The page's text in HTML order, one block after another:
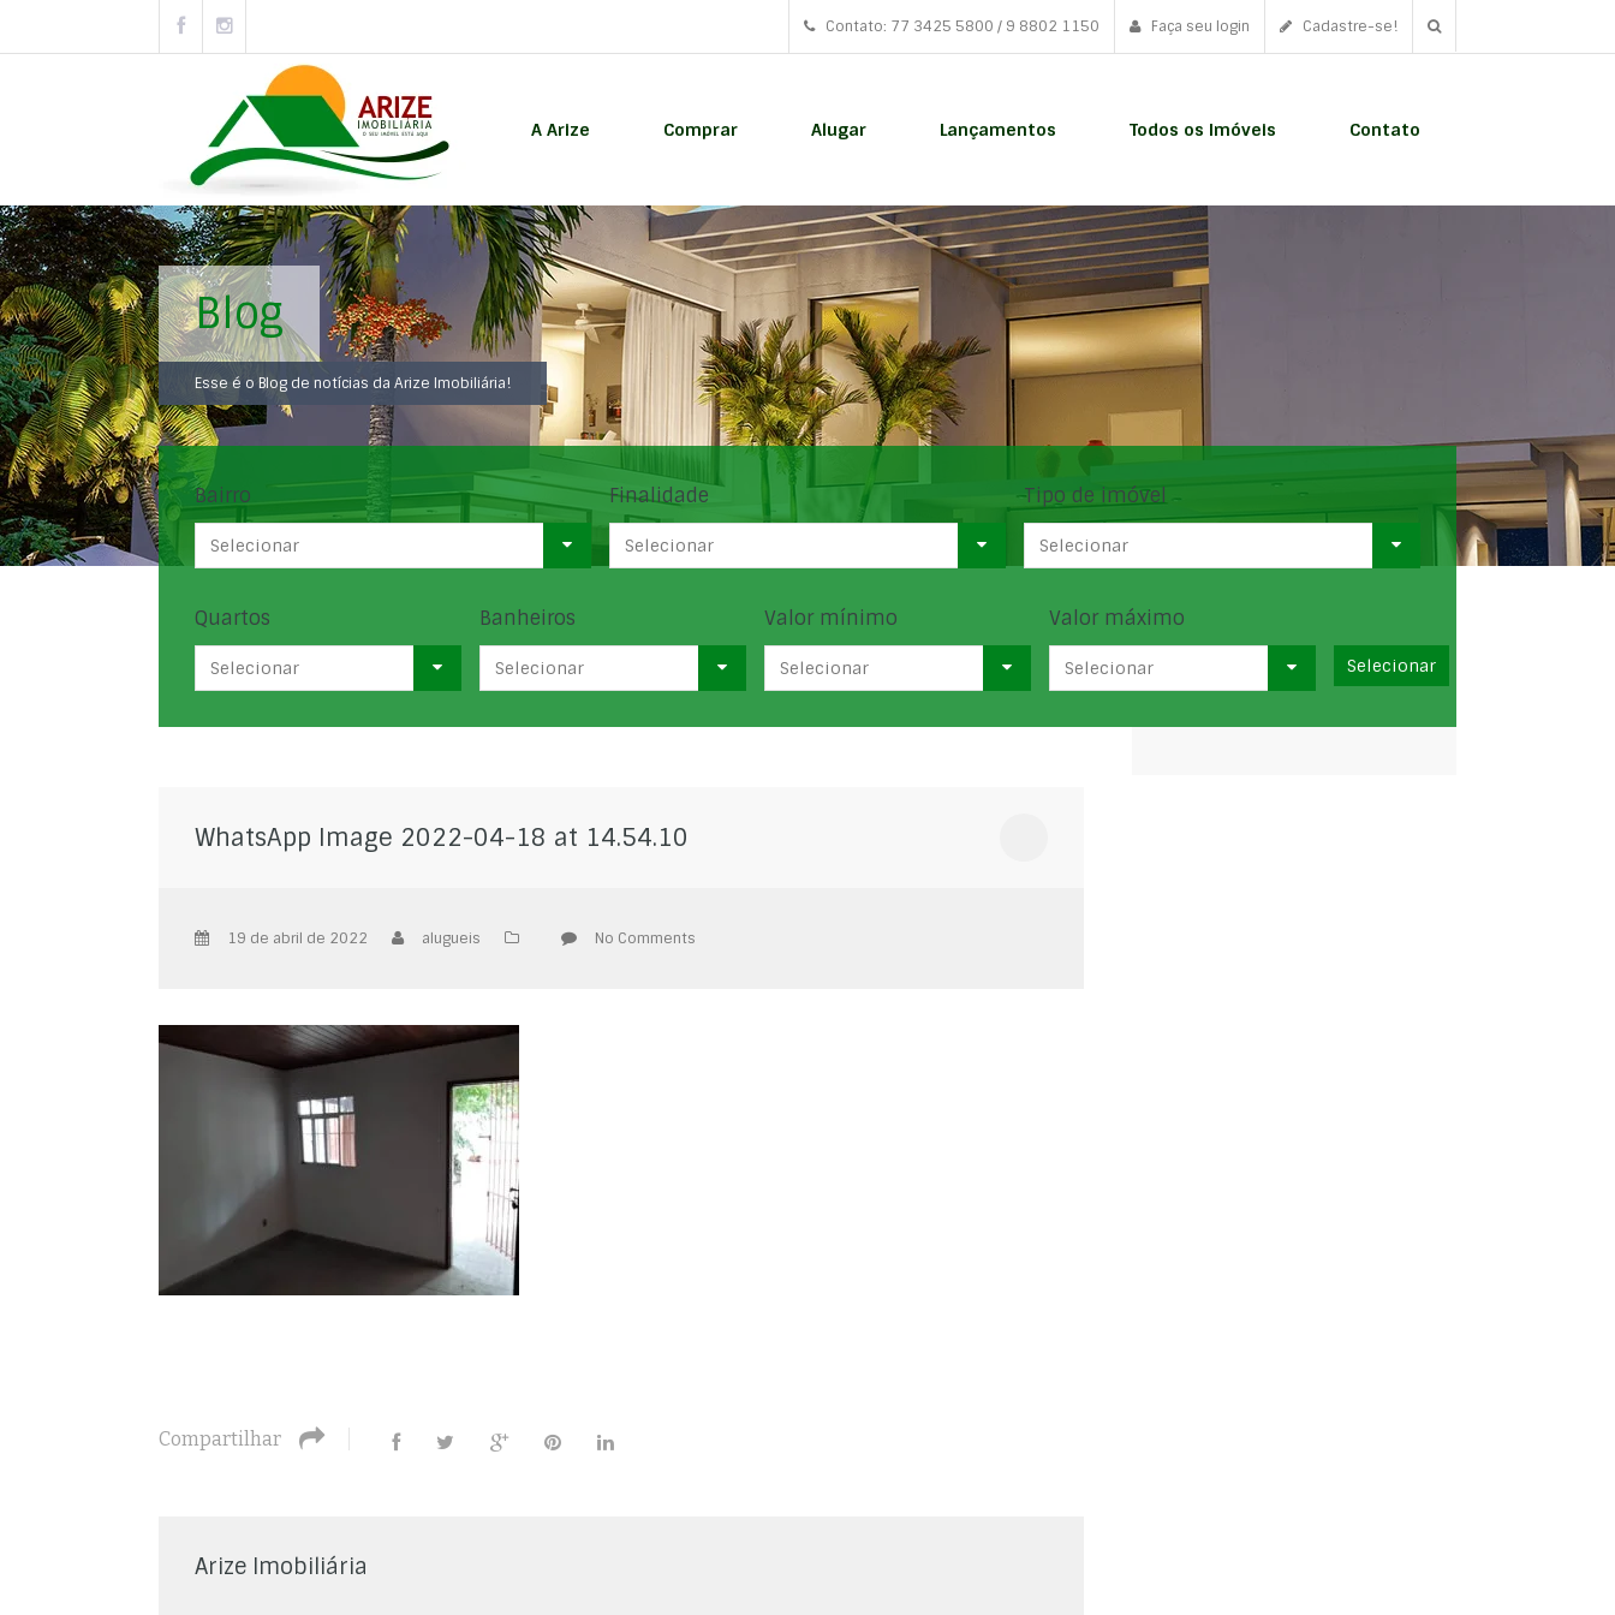
Contato: 77 3425 5800 / 9 8802 1150 Faça seu login Cadastre-se!
A Arize Comprar Alugar Lançamentos Todos os Imóveis Contato
Blog
Esse é o Blog de notícias da Arize Imobiliária!
Bairro
Selecionar
Finalidade
Selecionar
Tipo de imóvel
Selecionar
Quartos
Selecionar
Banheiros
Selecionar
Valor mínimo
Selecionar
Valor máximo
Selecionar
WhatsApp Image 2022-04-18 at 14.54.10
19 de abril de 2022 alugueis No Comments
Compartilhar
Arize Imobiliária